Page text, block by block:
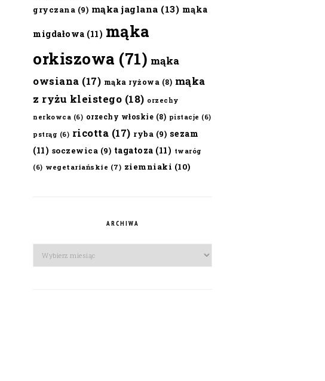
gryczana (9) mąka jaglana (13) mąka
migdałowa (11) mąka
orkiszowa (71) mąka
owsiana (17) mąka ryżowa (8) mąka
z ryżu kleistego (18) orzechy
nerkowca (6) orzechy włoskie (8) pistacje (6)
pstrąg (6) ricotta (17) ryba (9) sezam
(11) soczewica (9) tagatoza (11) twaróg
(6) wegetariańskie (7) ziemniaki (10)
ARCHIWA
Archiwa